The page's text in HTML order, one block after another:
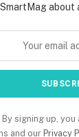
SmartMag about
By signing up,
and our Privacy